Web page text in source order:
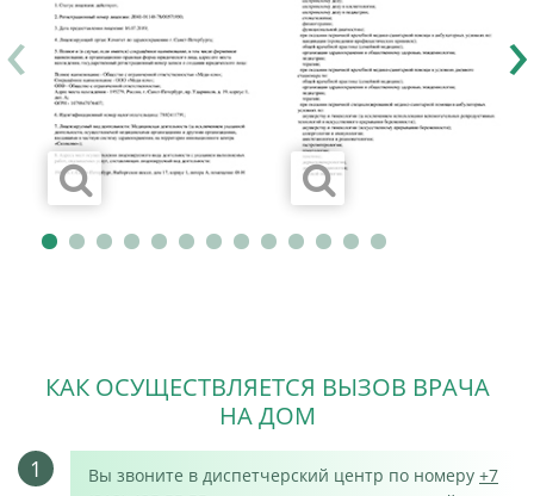
‹ ›
КАК ОСУЩЕСТВЛЯЕТСЯ ВЫЗОВ ВРАЧА
НА ДОМ
1 Вы звоните в диспетчерский центр по номеру +7